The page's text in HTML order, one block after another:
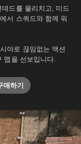
드를 물리치고, 미드
서 스쿼드와 함께 워
야로 끊임없는 액션
맵을 선보입니다.
매하기